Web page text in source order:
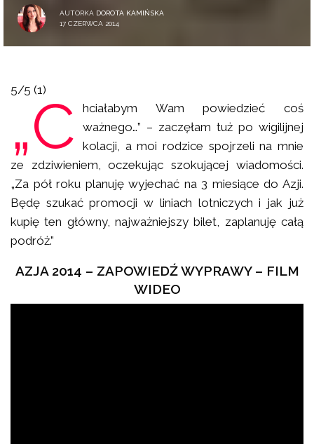
AUTORKA DOROTA KAMIŃSKA
17 CZERWCA 2014
5/5 (1)
„C
hciałabym Wam powiedzieć coś
ważnego…” – zaczęłam tuż po wigilijnej
kolacji, a moi rodzice spojrzeli na mnie
ze zdziwieniem, oczekując szokującej wiadomości.
„Za pół roku planuję wyjechać na 3 miesiące do Azji.
Będę szukać promocji w liniach lotniczych i jak już
kupię ten główny, najważniejszy bilet, zaplanuję całą
podróż.”
AZJA 2014 – ZAPOWIEDŹ WYPRAWY – FILM
WIDEO